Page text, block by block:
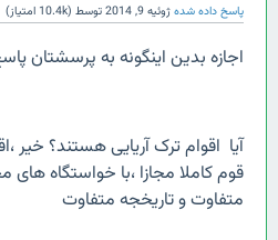
پاسخ داده شدهژوئیه 9, 2014 توسط (
10.4k امتیاز)
اجازه بدین اینگونه به پرسشتان
آیا اقوام ترک آریایی هستند؟ خیر
قوم کاملا مجازا ،با خواستگاه
متفاوت و تاریخجه متفاوت